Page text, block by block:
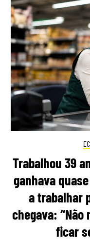
Trabalhou 39
ganhava
a trabalhar
chegava: “Não
ficar